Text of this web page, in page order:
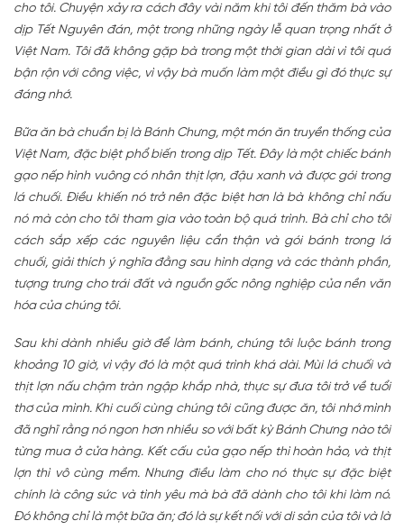
cho tôi. Chuyện xảy ra cách đây vài năm khi tôi đến thăm bà vào
dịp Tết Nguyên đán, một trong những ngày lễ quan trọng nhất ở
Việt Nam. Tôi đã không gặp bà trong một thời gian dài vì tôi quá
bận rộn với công việc, vì vậy bà muốn làm một điều gì đó thực sự
đáng nhớ.
Bữa ăn bà chuẩn bị là Bánh Chưng, một món ăn truyền thống của
Việt Nam, đặc biệt phổ biến trong dịp Tết. Đây là một chiếc bánh
gạo nếp hình vuông có nhân thịt lợn, đậu xanh và được gói trong
lá chuối. Điều khiến nó trở nên đặc biệt hơn là bà không chỉ nấu
nó mà còn cho tôi tham gia vào toàn bộ quá trình. Bà chỉ cho tôi
cách sắp xếp các nguyên liệu cẩn thận và gói bánh trong lá
chuối, giải thích ý nghĩa đằng sau hình dạng và các thành phần,
tượng trưng cho trái đất và nguồn gốc nông nghiệp của nền văn
hóa của chúng tôi.
Sau khi dành nhiều giờ để làm bánh, chúng tôi luộc bánh trong
khoảng 10 giờ, vì vậy đó là một quá trình khá dài. Mùi lá chuối và
thịt lợn nấu chậm tràn ngập khắp nhà, thực sự đưa tôi trở về tuổi
thơ của mình. Khi cuối cùng chúng tôi cũng được ăn, tôi nhớ mình
đã nghĩ rằng nó ngon hơn nhiều so với bất kỳ Bánh Chưng nào tôi
từng mua ở cửa hàng. Kết cấu của gạo nếp thì hoàn hảo, và thịt
lợn thì vô cùng mềm. Nhưng điều làm cho nó thực sự đặc biệt
chính là công sức và tình yêu mà bà đã dành cho tôi khi làm nó.
Đó không chỉ là một bữa ăn; đó là sự kết nối với di sản của tôi và là